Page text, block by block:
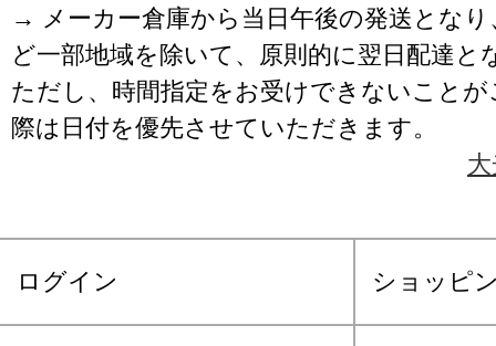
→ メーカー倉庫から当日午後の発送となり
ど一部地域を除いて、原則的に翌日配達と
ただし、時間指定をお受けできないこと
際は日付を優先させていただきます。
ログイン ショッピ